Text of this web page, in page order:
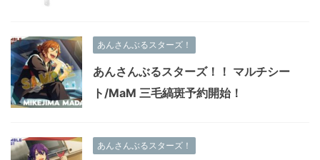
あんさんぶるスターズ！
あんさんぶるスターズ！！ マルチシー
ト/MaM 三毛縞斑予約開始！
あんさんぶるスターズ！